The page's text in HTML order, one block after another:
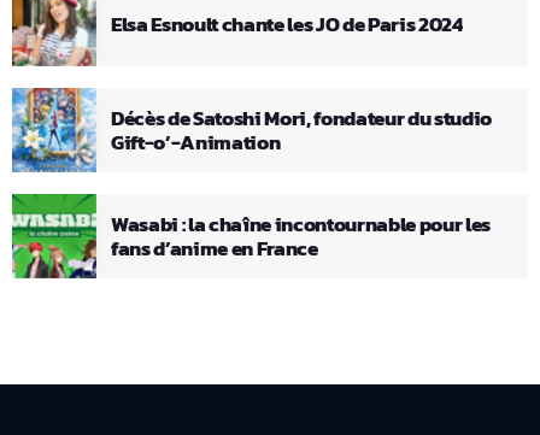
Elsa Esnoult chante les JO de Paris 2024
Décès de Satoshi Mori, fondateur du studio
Gift-o’-Animation
Wasabi : la chaîne incontournable pour les
fans d’anime en France